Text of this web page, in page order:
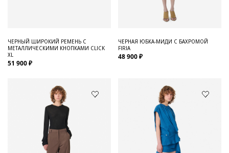
ЧЕРНЫЙ ШИРОКИЙ РЕМЕНЬ С
МЕТАЛЛИЧЕСКИМИ КНОПКАМИ CLICK
XL
51 900 ₽
ЧЕРНАЯ ЮБКА-МИДИ С БАХРОМОЙ
FIRIA
48 900 ₽